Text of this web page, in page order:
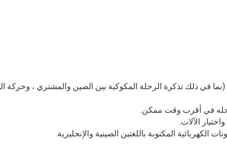
(بما في ذلك تذكرة الرحلة المكوكية بين الصين والمشتري ، وحركة
الآلات.
الكهربائية المكتوبة باللغتين الصينية والإنجليزية.